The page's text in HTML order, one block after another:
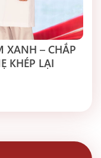
XANH – CHẮP
KHÉP LẠI